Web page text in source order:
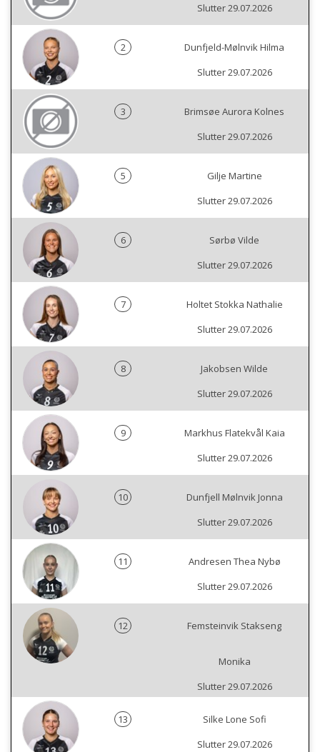
Slutter 29.07.2026
2
Dunfjeld-Mølnvik Hilma
Slutter 29.07.2026
3
Brimsøe Aurora Kolnes
Slutter 29.07.2026
5
Gilje Martine
Slutter 29.07.2026
6
Sørbø Vilde
Slutter 29.07.2026
7
Holtet Stokka Nathalie
Slutter 29.07.2026
8
Jakobsen Wilde
Slutter 29.07.2026
9
Markhus Flatekvål Kaia
Slutter 29.07.2026
10
Dunfjell Mølnvik Jonna
Slutter 29.07.2026
11
Andresen Thea Nybø
Slutter 29.07.2026
12 Femsteinvik Stakseng
Monika
Slutter 29.07.2026
13
Silke Lone Sofi
Slutter 29.07.2026